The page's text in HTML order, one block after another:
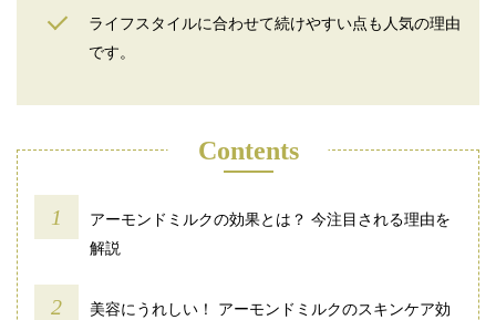
ライフスタイルに合わせて続けやすい点も人気の理由
です。
Contents
アーモンドミルクの効果とは？ 今注目される理由を
解説
美容にうれしい！ アーモンドミルクのスキンケア効